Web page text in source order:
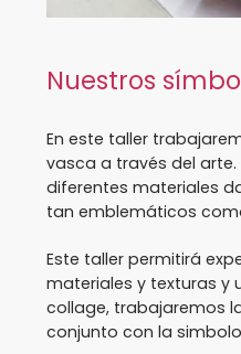
Nuestros
En este taller
vasca a través del
diferentes materiales
tan emblemáticos
Este taller permitirá
materiales y texturas y
collage, trabajaremos
conjunto con la